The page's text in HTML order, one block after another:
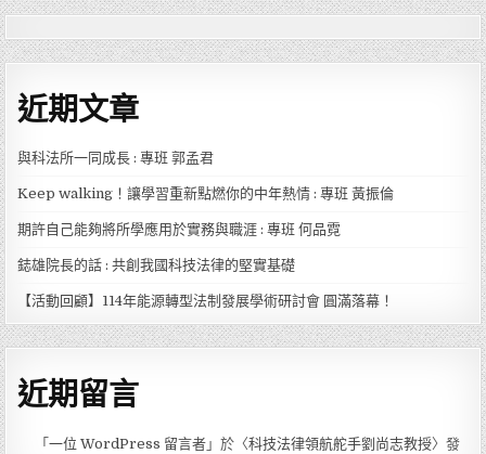
近期文章
與科法所一同成長 : 專班 郭孟君
Keep walking！讓學習重新點燃你的中年熱情 : 專班 黃振倫
期許自己能夠將所學應用於實務與職涯 : 專班 何品霓
鋕雄院長的話 : 共創我國科技法律的堅實基礎
【活動回顧】114年能源轉型法制發展學術研討會 圓滿落幕！
近期留言
「一位 WordPress 留言者 」於〈科技法律領航舵手劉尚志教授〉發